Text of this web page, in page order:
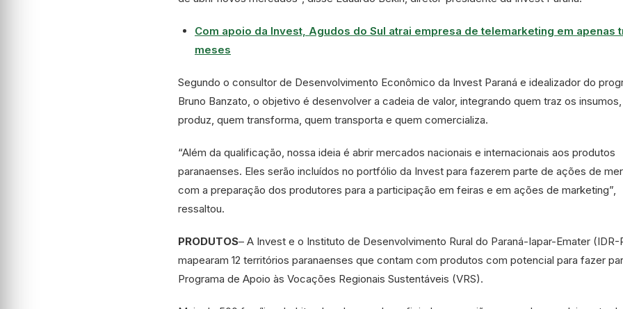
Com apoio da Invest, Agudos do Sul atrai empresa de telemarketing em apenas
meses
Segundo o consultor de Desenvolvimento Econômico da Invest Paraná e idealizador do
Bruno Banzato, o objetivo é desenvolver a cadeia de valor, integrando quem traz os
produz, quem transforma, quem transporta e quem comercializa.
“Além da qualificação, nossa ideia é abrir mercados nacionais e internacionais aos produtos
paranaenses. Eles serão incluídos no portfólio da Invest para fazerem parte de ações de
com a preparação dos produtores para a participação em feiras e em ações de marketing”,
ressaltou.
PRODUTOS– A Invest e o Instituto de Desenvolvimento Rural do Paraná-Iapar-Emater (IDR-
mapearam 12 territórios paranaenses que contam com produtos com potencial para fazer
Programa de Apoio às Vocações Regionais Sustentáveis (VRS).